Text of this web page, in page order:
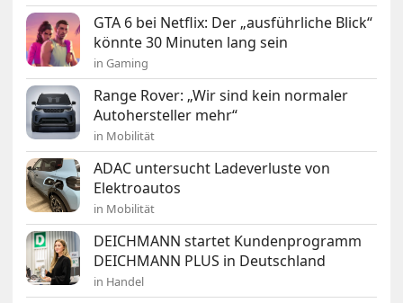
GTA 6 bei Netflix: Der „ausführliche Blick“
könnte 30 Minuten lang sein
in Gaming
Range Rover: „Wir sind kein normaler
Autohersteller mehr“
in Mobilität
ADAC untersucht Ladeverluste von
Elektroautos
in Mobilität
DEICHMANN startet Kundenprogramm
DEICHMANN PLUS in Deutschland
in Handel